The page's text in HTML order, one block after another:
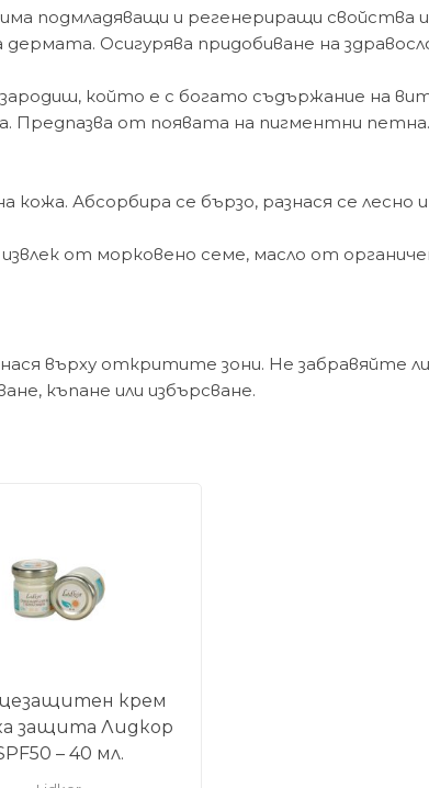
подмладяващи и регенериращи свойства и
Осигурява придобиване на
който е с богато съдържание на
Предпазва от появата на пигментни петна.
Абсорбира се бързо, разнася се лесно
от морковено семе, масло от
върху откритите зони. Не
къпане или избърсване.
крем
защита Лидкор
– 40 мл.